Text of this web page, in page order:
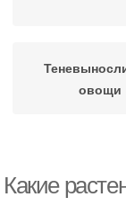
овощи
Какие